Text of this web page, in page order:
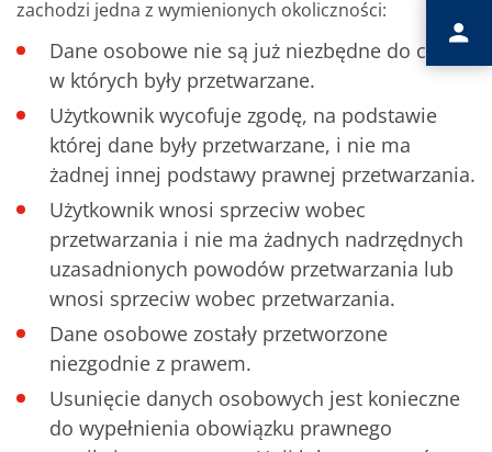
zachodzi jedna z wymienionych okoliczności:
Dane osobowe nie są już niezbędne do celów,
w których były przetwarzane.
Użytkownik wycofuje zgodę, na podstawie
której dane były przetwarzane, i nie ma
żadnej innej podstawy prawnej przetwarzania.
Użytkownik wnosi sprzeciw wobec
przetwarzania i nie ma żadnych nadrzędnych
uzasadnionych powodów przetwarzania lub
wnosi sprzeciw wobec przetwarzania.
Dane osobowe zostały przetworzone
niezgodnie z prawem.
Usunięcie danych osobowych jest konieczne
do wypełnienia obowiązku prawnego